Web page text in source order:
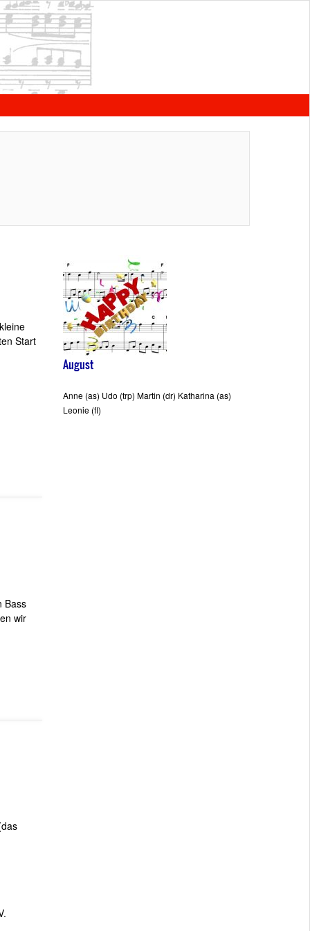
Start
Bass
wir
August
Anne (as) Udo (trp) Martin (dr) Katharina (as)
Leonie (fl)